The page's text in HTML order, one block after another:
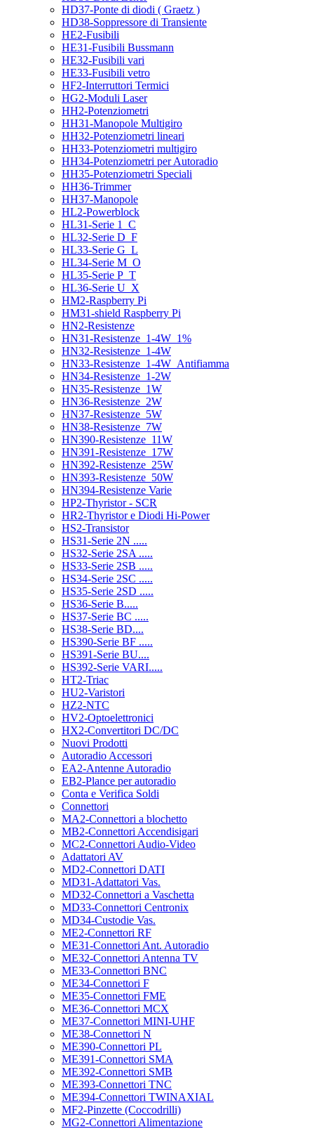
HD37-Ponte di diodi ( Graetz )
HD38-Soppressore di Transiente
HE2-Fusibili
HE31-Fusibili Bussmann
HE32-Fusibili vari
HE33-Fusibili vetro
HF2-Interruttori Termici
HG2-Moduli Laser
HH2-Potenziometri
HH31-Manopole Multigiro
HH32-Potenziometri lineari
HH33-Potenziometri multigiro
HH34-Potenziometri per Autoradio
HH35-Potenziometri Speciali
HH36-Trimmer
HH37-Manopole
HL2-Powerblock
HL31-Serie 1_C
HL32-Serie D_F
HL33-Serie G_L
HL34-Serie M_O
HL35-Serie P_T
HL36-Serie U_X
HM2-Raspberry Pi
HM31-shield Raspberry Pi
HN2-Resistenze
HN31-Resistenze_1-4W_1%
HN32-Resistenze_1-4W
HN33-Resistenze_1-4W_Antifiamma
HN34-Resistenze_1-2W
HN35-Resistenze_1W
HN36-Resistenze_2W
HN37-Resistenze_5W
HN38-Resistenze_7W
HN390-Resistenze_11W
HN391-Resistenze_17W
HN392-Resistenze_25W
HN393-Resistenze_50W
HN394-Resistenze Varie
HP2-Thyristor - SCR
HR2-Thyristor e Diodi Hi-Power
HS2-Transistor
HS31-Serie 2N .....
HS32-Serie 2SA .....
HS33-Serie 2SB .....
HS34-Serie 2SC .....
HS35-Serie 2SD .....
HS36-Serie B.....
HS37-Serie BC .....
HS38-Serie BD....
HS390-Serie BF .....
HS391-Serie BU....
HS392-Serie VARI.....
HT2-Triac
HU2-Varistori
HZ2-NTC
HV2-Optoelettronici
HX2-Convertitori DC/DC
Nuovi Prodotti
Autoradio Accessori
EA2-Antenne Autoradio
EB2-Plance per autoradio
Conta e Verifica Soldi
Connettori
MA2-Connettori a blochetto
MB2-Connettori Accendisigari
MC2-Connettori Audio-Video
Adattatori AV
MD2-Connettori DATI
MD31-Adattatori Vas.
MD32-Connettori a Vaschetta
MD33-Connettori Centronix
MD34-Custodie Vas.
ME2-Connettori RF
ME31-Connettori Ant. Autoradio
ME32-Connettori Antenna TV
ME33-Connettori BNC
ME34-Connettori F
ME35-Connettori FME
ME36-Connettori MCX
ME37-Connettori MINI-UHF
ME38-Connettori N
ME390-Connettori PL
ME391-Connettori SMA
ME392-Connettori SMB
ME393-Connettori TNC
ME394-Connettori TWINAXIAL
MF2-Pinzette (Coccodrilli)
MG2-Connettori Alimentazione